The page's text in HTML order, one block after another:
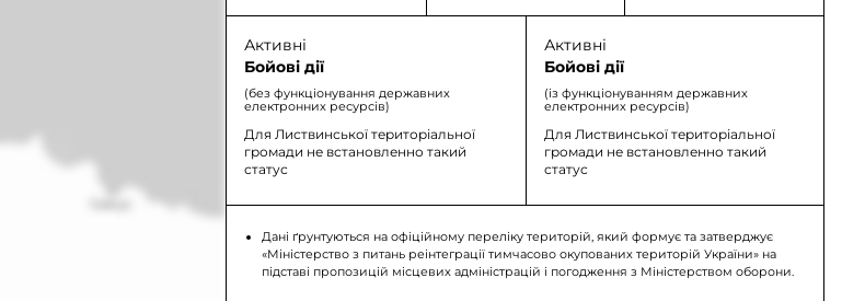
Активні
Бойові дії
(без функціонування державних
електронних ресурсів)
Для Листвинської територіальної
громади не встановленно такий
статус
Активні
Бойові дії
(із функціонуванням державних
електронних ресурсів)
Для Листвинської територіальної
громади не встановленно такий
статус
Дані ґрунтуються на офіційному переліку територій, який формує та затверджує
«Міністерство з питань реінтеграції тимчасово окупованих територій України» на
підставі пропозицій місцевих адміністрацій і погодження з Міністерством оборони.